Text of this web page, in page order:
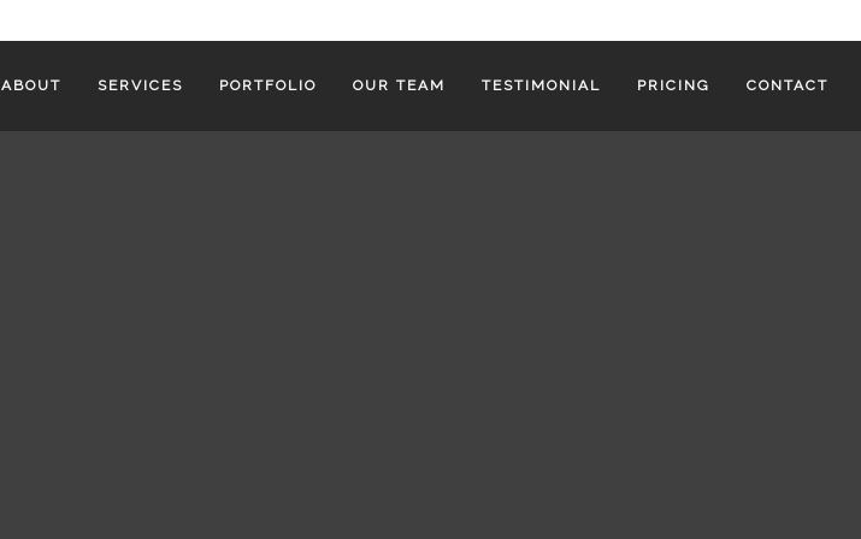
ABOUT SERVICES PORTFOLIO OUR TEAM TESTIMONIAL PRICING CONTACT